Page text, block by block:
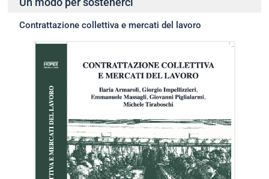
Contrattazione collettiva e mercati del lavoro